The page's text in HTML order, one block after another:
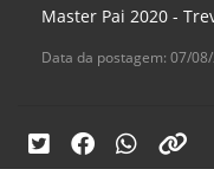
Master Pai 2020 -
Data da postagem: 07/